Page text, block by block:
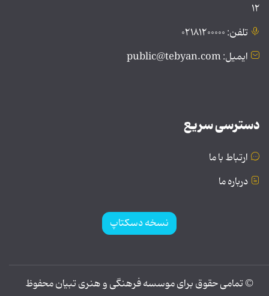
۱۲
تلفن: ۰۲۱۸۱۲۰۰۰۰۰
ایمیل: public@tebyan.com
دسترسی سریع
ارتباط با ما
درباره ما
نسخه دسکتاپ
© تمامی حقوق برای موسسه فرهنگی و هنری تبیان محفوظ